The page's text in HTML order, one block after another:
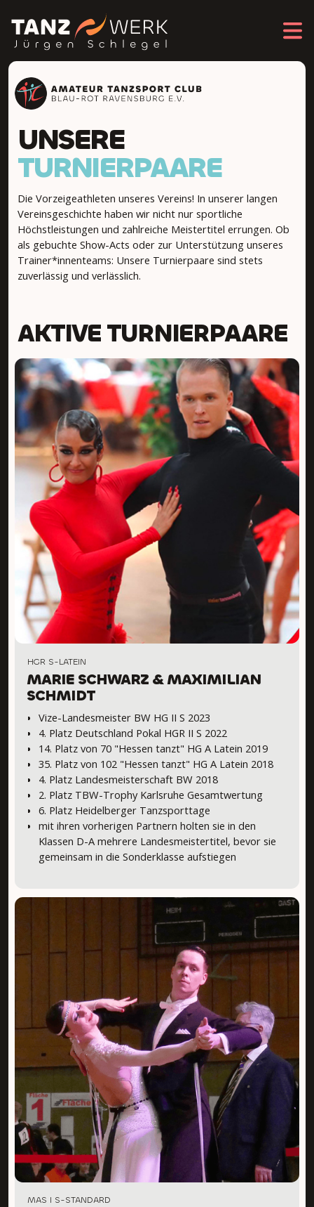
UNSERE
TURNIERPAARE
Die Vorzeigeathleten unseres Vereins! In unserer langen
Vereinsgeschichte haben wir nicht nur sportliche
Höchstleistungen und zahlreiche Meistertitel errungen. Ob
als gebuchte Show-Acts oder zur Unterstützung unseres
Trainer*innenteams: Unsere Turnierpaare sind stets
zuverlässig und verlässlich.
AKTIVE TURNIERPAARE
HGR S-LATEIN
MARIE SCHWARZ & MAXIMILIAN
SCHMIDT
Vize-Landesmeister BW HG II S 2023
4. Platz Deutschland Pokal HGR II S 2022
14. Platz von 70 "Hessen tanzt" HG A Latein 2019
35. Platz von 102 "Hessen tanzt" HG A Latein 2018
4. Platz Landesmeisterschaft BW 2018
2. Platz TBW-Trophy Karlsruhe Gesamtwertung
6. Platz Heidelberger Tanzsporttage
mit ihren vorherigen Partnern holten sie in den
Klassen D-A mehrere Landesmeistertitel, bevor sie
gemeinsam in die Sonderklasse aufstiegen
MAS I S-STANDARD